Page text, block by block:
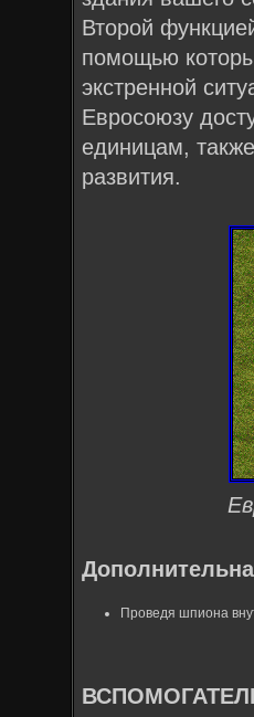
Второй
помощью
экстренной
Евросоюзу
единицам,
развития.
Проведя шпиона